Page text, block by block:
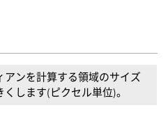
アンを計算する領域のサイズ
くします(ピクセル単位)。